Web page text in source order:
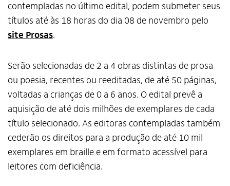
contempladas no último edital, podem submeter seus
títulos até às 18 horas do dia 08 de novembro pelo
site Prosas.
Serão selecionadas de 2 a 4 obras distintas de prosa
ou poesia, recentes ou reeditadas, de até 50 páginas,
voltadas a crianças de 0 a 6 anos. O edital prevê a
aquisição de até dois milhões de exemplares de cada
título selecionado. As editoras contempladas também
cederão os direitos para a produção de até 10 mil
exemplares em braille e em formato acessível para
leitores com deficiência.